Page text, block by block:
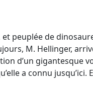
peuplée de
M. Hellinger,
d’un gigantesque
a connu